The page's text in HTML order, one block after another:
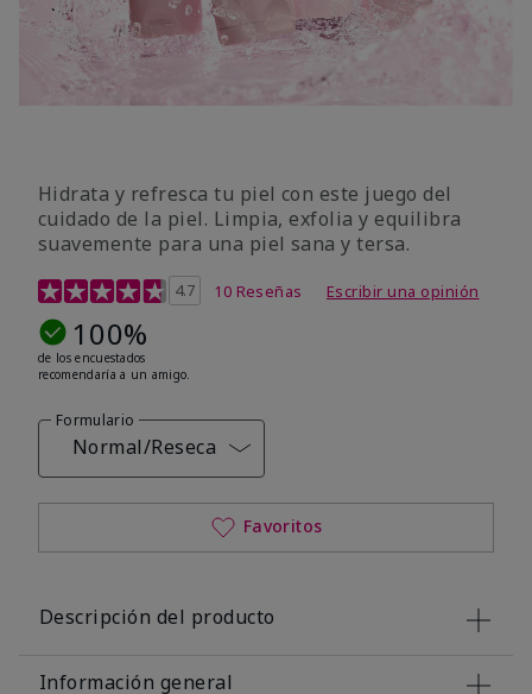
Hidrata y refresca tu piel con este juego del
cuidado de la piel. Limpia, exfolia y equilibra
suavemente para una piel sana y tersa.
Calificación de clientes de 5 de 5
4.7 10 Reseñas Escribir una opinión
100%
de los encuestados
recomendaría a un amigo.
Formulario
Normal/Reseca
Favoritos
Descripción del producto
Información general